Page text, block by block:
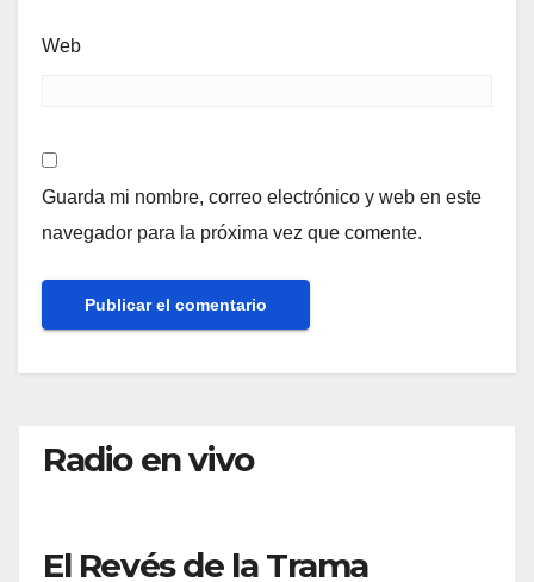
Web
Guarda mi nombre, correo electrónico y web en este
navegador para la próxima vez que comente.
Radio en vivo
El Revés de la Trama